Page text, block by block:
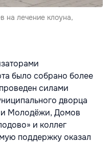
на лечение клоуна,
было собрано более
силами
дворца
и Молодёжи, Домов
и коллег
поддержку оказал